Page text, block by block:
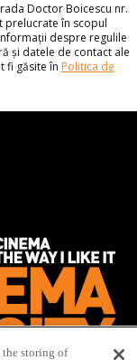
Doctor Boicescu nr.
prelucrate în scopul
despre regulile
și datele de contact ale
fi găsite în Politica de
storing of